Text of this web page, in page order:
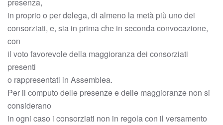
in proprio o per delega, di almeno la metà più uno dei
consorziati, e, sia in prima che in seconda convocazione,
con
il voto favorevole della maggioranza dei consorziati
presenti
o rappresentati in Assemblea.
Per il computo delle presenze e delle maggioranze non si
considerano
in ogni caso i consorziati non in regola con il versamento